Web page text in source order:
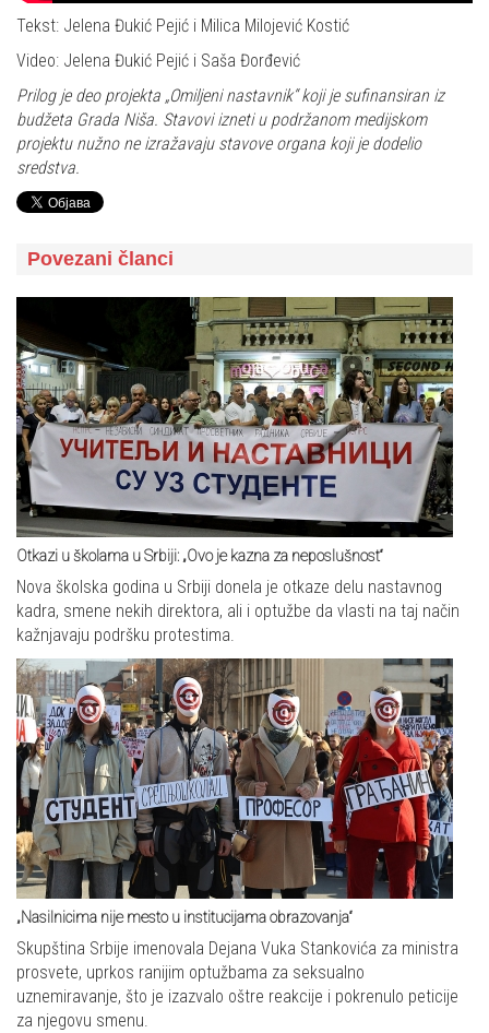
Tekst: Jelena Đukić Pejić i Milica Milojević Kostić
Video: Jelena Đukić Pejić i Saša Đorđević
Prilog je deo projekta „Omiljeni nastavnik“ koji je sufinansiran iz
budžeta Grada Niša. Stavovi izneti u podržanom medijskom
projektu nužno ne izražavaju stavove organa koji je dodelio
sredstva.
Povezani članci
Otkazi u školama u Srbiji: „Ovo je kazna za neposlušnost“
Nova školska godina u Srbiji donela je otkaze delu nastavnog
kadra, smene nekih direktora, ali i optužbe da vlasti na taj način
kažnjavaju podršku protestima.
„Nasilnicima nije mesto u institucijama obrazovanja“
Skupština Srbije imenovala Dejana Vuka Stankovića za ministra
prosvete, uprkos ranijim optužbama za seksualno
uznemiravanje, što je izazvalo oštre reakcije i pokrenulo peticije
za njegovu smenu.